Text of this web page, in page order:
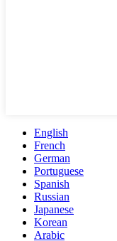
English
French
German
Portuguese
Spanish
Russian
Japanese
Korean
Arabic